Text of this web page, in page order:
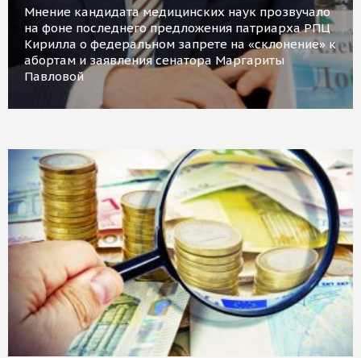
Мнение кандидата медицинских наук прозвучало
на фоне последнего предложения патриарха РПЦ
Кирилла о федеральном запрете на «склонение» к
абортам и заявления сенатора Маргариты
Павловой